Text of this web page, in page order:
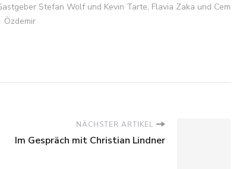
Stefan Wolf und Kevin Tarte, Flavia Zaka und Cem
Özdemir
NÄCHSTER ARTIKEL
Im Gespräch mit Christian Lindner